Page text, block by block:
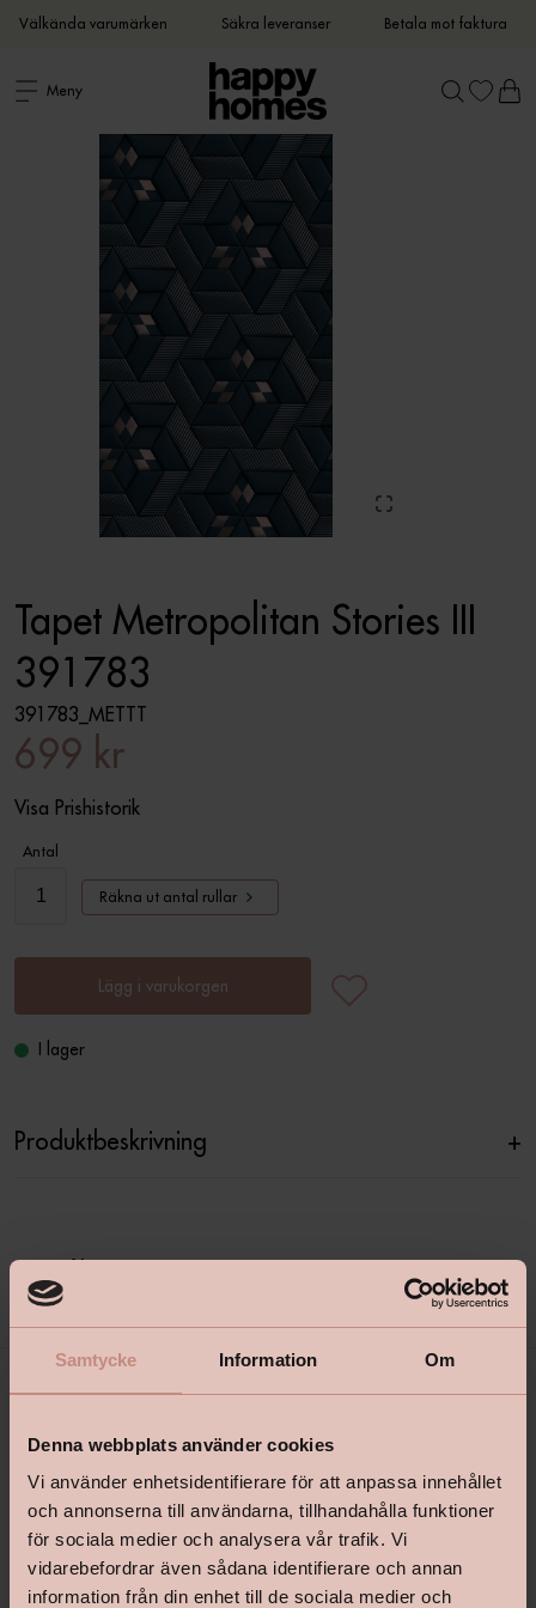
Samtycke Information Om
Denna webbplats använder cookies
Vi använder enhetsidentifierare för att anpassa innehållet
och annonserna till användarna, tillhandahålla funktioner
för sociala medier och analysera vår trafik. Vi
vidarebefordrar även sådana identifierare och annan
information från din enhet till de sociala medier och
Välkända varumärken Säkra leveranser Betala mot faktura
Meny
Tapet Metropolitan Stories III
391783
391783_METTT
699 kr
Visa Prishistorik
Antal
Räkna ut antal rullar
Lägg i varukorgen
I lager
Produktbeskrivning +
Specifikationer +
shop@happyhomes.se